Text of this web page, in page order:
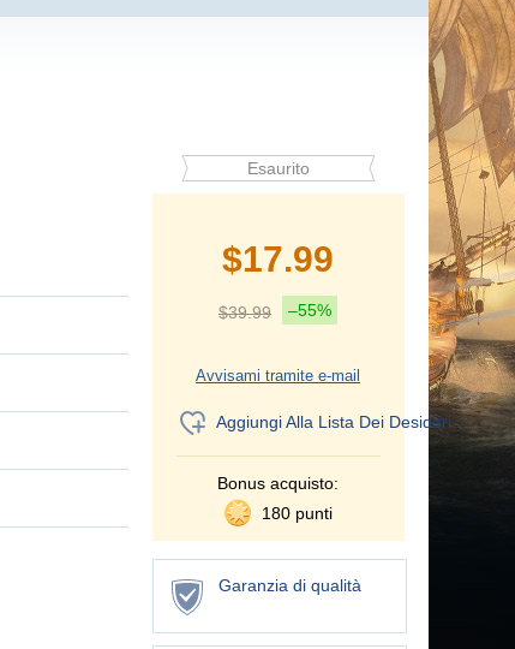
Esaurito
$17.99
$39.99 –55%
Avvisami tramite e-mail
Aggiungi Alla Lista Dei Desideri
Bonus acquisto:
180 punti
Garanzia di qualità